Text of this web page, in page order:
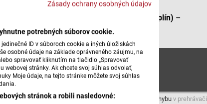
Zásady ochrany osobných údajov
potrebných súborov cookie.
ID v súboroch cookie a iných úložiskách
osobné údaje na základe oprávneného záujmu, na
spravovať kliknutím na tlačidlo „Spravovať
stránky. Ak chcete svoj súhlas odvolať,
Moje údaje, na tejto stránke môžete svoj súhlas
stránok a robili nasledovné:
s remeslom (Remeselné centrum Zemplín) –
Lívia Godová (8.7.2026)
s remeslom, Godová
Máte problém s prehrávaním?Nahláste nám chybu v